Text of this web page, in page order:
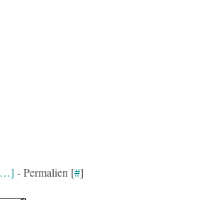
…] - Permalien [#]